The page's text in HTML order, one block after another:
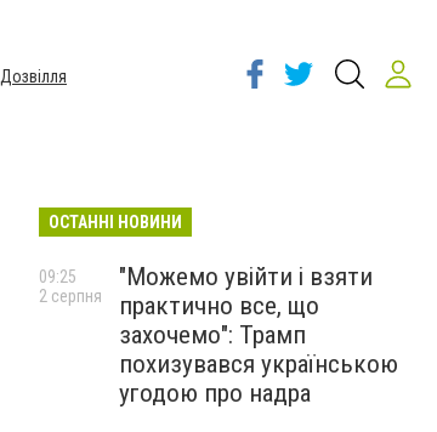
Дозвілля
ОСТАННІ НОВИНИ
"Можемо увійти і взяти
практично все, що
захочемо": Трамп
похизувався українською
угодою про надра
09:25
2 серпня